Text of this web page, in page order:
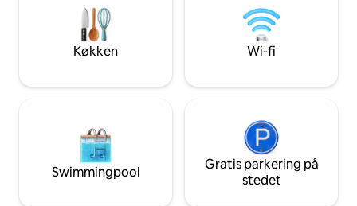
romantisk soveværelse med kingsize-
dobbeltseng, brusebad, toilet, fuldt
udstyret køkken, sofa og spiseplads.
beundre det
stjernernes glimt
naturens lyde.
Køkken Wi-fi
Swimmingpool
Gratis parkering på
stedet